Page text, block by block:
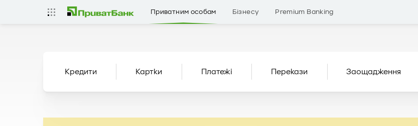
Приватним особам Бізнесу Premium Banking
Кредити Картки Платежі Перекази Заощадження